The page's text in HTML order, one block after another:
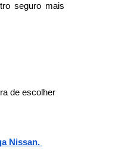
seguro mais
de escolher
Nissan.